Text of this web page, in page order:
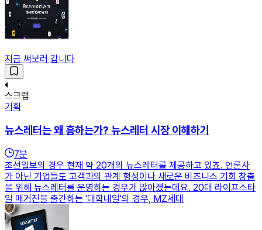
지금 써보러 갑니다
스크랩
기획
뉴스레터는 왜 흥하는가? 뉴스레터 시장 이해하기
7분
조선일보의 경우 현재 약 20개의 뉴스레터를 제공하고 있죠. 언론사
가 아닌 기업들도 고객과의 관계 형성이나 새로운 비즈니스 기회 창출
을 위해 뉴스레터를 운영하는 경우가 많아졌는데요. 20대 라이프스타
일 매거진을 출간하는 '대학내일'의 경우, MZ세대